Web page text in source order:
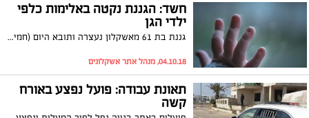
חשד: הגננת נקטה באלימות כלפי
ילדי הגן
גננת בת 61 מאשקלון נעצרה ותובא היום (חמישי) להארכת מעצר בחשד כי פגעה בפעוטות שהיו תחת חסותה. המשטרה: "רואים בחומרה רבה כל חשד לפגיעה בחסרי ישע"
04.10.18, מנהל אתר אשקלונים
תאונת עבודה: פועל נפצע באורח
קשה